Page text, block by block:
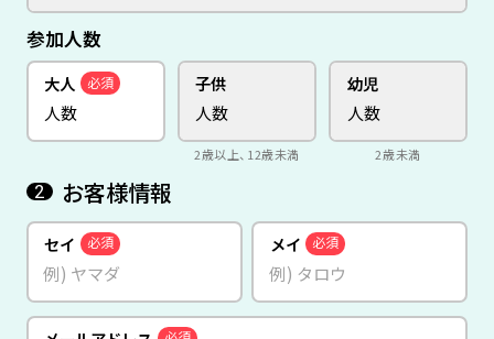
参加人数
大人 必須 子供
2歳以上、12歳未満
幼児
2歳未満
2 お客様情報
セイ 必須 メイ 必須